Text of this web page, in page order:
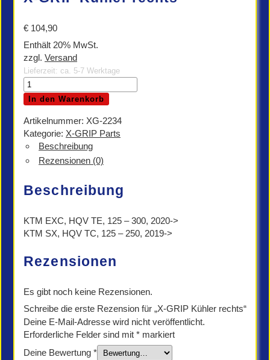
€ 104,90
Enthält 20% MwSt.
zzgl. Versand
Lieferzeit: ca. 5-7 Werktage
X-
GRIP
Kühler
rechts
Menge
In den Warenkorb
Artikelnummer: XG-2234
Kategorie: X-GRIP Parts
Beschreibung
Rezensionen (0)
Beschreibung
KTM EXC, HQV TE, 125 – 300, 2020->
KTM SX, HQV TC, 125 – 250, 2019->
Rezensionen
Es gibt noch keine Rezensionen.
Schreibe die erste Rezension für „X-GRIP Kühler rechts“
Deine E-Mail-Adresse wird nicht veröffentlicht.
Erforderliche Felder sind mit * markiert
Deine Bewertung *